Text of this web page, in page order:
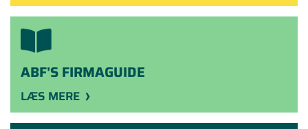
ABF'S FIRMAGUIDE
LÆS MERE